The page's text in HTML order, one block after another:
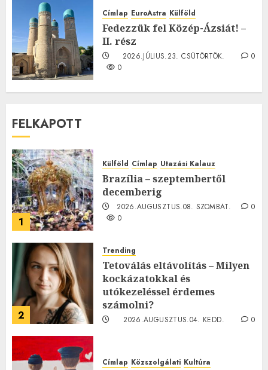
2026.JÚLIUS.23. CSÜTÖRTÖK.
0
Címlap EuroAstra Külföld
Fedezzük fel Közép-Ázsiát! –
II. rész
2026.JÚLIUS.23. CSÜTÖRTÖK.
0
0
FELKAPOTT
1
Külföld Címlap Utazási Kalauz
Brazília – szeptembertől
decemberig
2026.AUGUSZTUS.08. SZOMBAT.
0
0
2
Trending
Tetoválás eltávolítás – Milyen
kockázatokkal és
utókezeléssel érdemes
számolni?
2026.AUGUSZTUS.04. KEDD.
0
Címlap Közszolgálati Kultúra